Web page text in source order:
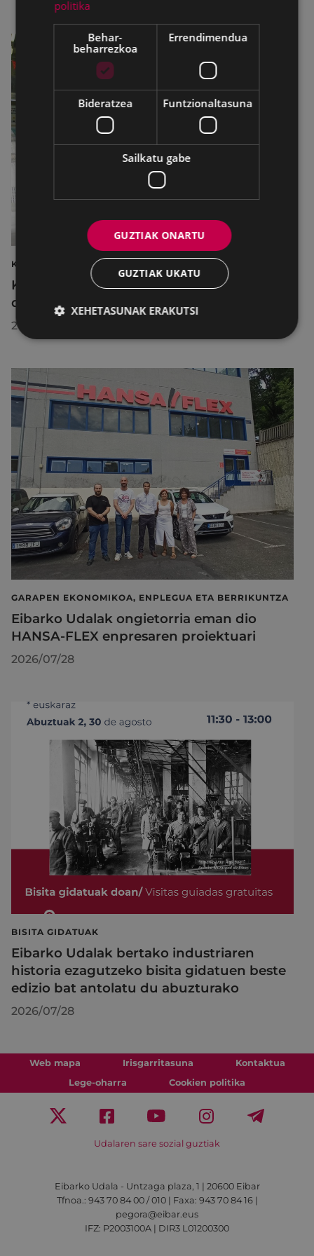
KIROLAK
Kirol-instalazioetako ordutegiak egokitu
dira abuztuan, hobekuntza-lanak egiteko
2026/07/29
GARAPEN EKONOMIKOA, ENPLEGUA ETA BERRIKUNTZA
Eibarko Udalak ongietorria eman dio
HANSA-FLEX enpresaren proiektuari
2026/07/28
BISITA GIDATUAK
Eibarko Udalak bertako industriaren
historia ezagutzeko bisita gidatuen beste
edizio bat antolatu du abuzturako
2026/07/28
Web mapa Irisgarritasuna
Kontaktua
Lege-oharra
Cookien politika
Udalaren sare sozial guztiak
Eibarko Udala - Untzaga plaza, 1 | 20600 Eibar
Tfnoa.: 943 70 84 00 / 010 | Faxa: 943 70 84 16 |
pegora@eibar.eus
IFZ: P2003100A | DIR3 L01200300
politika
Behar-
beharrezkoa
Errendimendua
Bideratzea Funtzionaltasuna
Sailkatu gabe
GUZTIAK ONARTU
GUZTIAK UKATU
XEHETASUNAK ERAKUTSI